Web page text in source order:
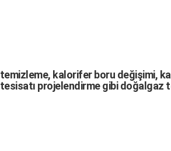
temizleme, kalorifer boru değişimi,
tesisatı projelendirme gibi doğalgaz